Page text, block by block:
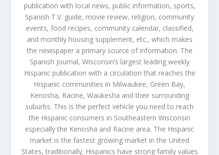
publication with local news, public information, sports,
Spanish T.V. guide, movie review, religion, community
events, food recipes, community calendar, classified,
and monthly housing supplement, etc., which makes
the newspaper a primary source of information. The
Spanish Journal, Wisconsin’s largest leading weekly
Hispanic publication with a circulation that reaches the
Hispanic communities in Milwaukee, Green Bay,
Kenosha, Racine, Waukesha and their surrounding
suburbs. This is the perfect vehicle you need to reach
the Hispanic consumers in Southeastern Wisconsin
especially the Kenosha and Racine area. The Hispanic
market is the fastest growing market in the United
States, traditionally; Hispanics have strong family values